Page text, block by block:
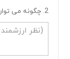
2. چگونه می توان کیفیت اطلاعات را بهبود بخشید؟